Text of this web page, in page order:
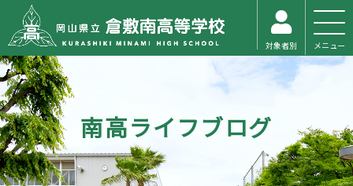
対象者別 メニュー
南高ライフブログ